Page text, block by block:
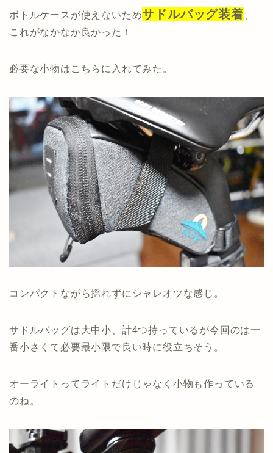
ボトルケースが使えないためサドルバッグ装着
これがなかなか良かった！
必要な小物はこちらに入れてみた。
コンパクトながら揺れずにシャレオツな感じ。
サドルバッグは大中小、計4つ持っているが今回のは一
番小さくて必要最小限で良い時に役立ちそう。
オーライトってライトだけじゃなく小物も作っている
のね。